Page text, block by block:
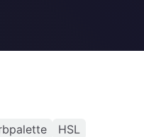
HSL